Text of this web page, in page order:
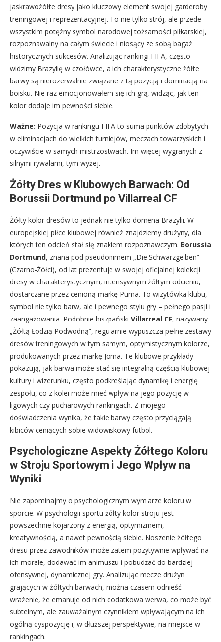
jaskrawożółte dresy jako kluczowy element swojej garderoby
treningowej i reprezentacyjnej. To nie tylko strój, ale przede
wszystkim potężny symbol narodowej tożsamości piłkarskiej,
rozpoznawalny na całym świecie i niosący ze sobą bagaż
historycznych sukcesów. Analizując rankingi FIFA, często
widzimy Brazylię w czołówce, a ich charakterystyczne żółte
barwy są nierozerwalnie związane z tą pozycją i dominacją na
boisku. Nie raz emocjonowałem się ich grą, widząc, jak ten
kolor dodaje im pewności siebie.
Ważne: Pozycja w rankingu FIFA to suma punktów zdobytych
w eliminacjach do wielkich turniejów, meczach towarzyskich i
oczywiście w samych mistrzostwach. Im więcej wygranych z
silnymi rywalami, tym wyżej.
Żółty Dres w Klubowych Barwach: Od
Borussii Dortmund po Villarreal CF
Żółty kolor dresów to jednak nie tylko domena Brazylii. W
europejskiej piłce klubowej również znajdziemy drużyny, dla
których ten odcień stał się znakiem rozpoznawczym. Borussia
Dortmund, znana pod pseudonimem „Die Schwarzgelben”
(Czarno-Żółci), od lat prezentuje w swojej oficjalnej kolekcji
dresy w charakterystycznym, intensywnym żółtym odcieniu,
dostarczane przez cenioną markę Puma. To wizytówka klubu,
symbol nie tylko barw, ale i pewnego stylu gry – pełnego pasji i
zaangażowania. Podobnie hiszpański Villarreal CF, nazywany
„Żółtą Łodzią Podwodną”, regularnie wypuszcza pełne zestawy
dresów treningowych w tym samym, optymistycznym kolorze,
produkowanych przez markę Joma. Te klubowe przykłady
pokazują, jak barwa może stać się integralną częścią klubowej
kultury i wizerunku, często podkreślając dynamikę i energię
zespołu, co z kolei może mieć wpływ na jego pozycję w
ligowych czy pucharowych rankingach. Z mojego
doświadczenia wynika, że takie barwy często przyciągają
kibiców ceniących sobie widowiskowy futbol.
Psychologiczne Aspekty Żółtego Koloru
w Stroju Sportowym i Jego Wpływ na
Wyniki
Nie zapominajmy o psychologicznym wymiarze koloru w
sporcie. W psychologii sportu żółty kolor stroju jest
powszechnie kojarzony z energią, optymizmem,
kreatywnością, a nawet pewnością siebie. Noszenie żółtego
dresu przez zawodników może zatem pozytywnie wpływać na
ich morale, dodawać im animuszu i pobudzać do bardziej
ofensywnej, dynamicznej gry. Analizując mecze drużyn
grających w żółtych barwach, można czasem odnieść
wrażenie, że emanuje od nich dodatkowa werwa, co może być
subtelnym, ale zauważalnym czynnikiem wpływającym na ich
ogólną dyspozycję i, w dłuższej perspektywie, na miejsce w
rankingach.